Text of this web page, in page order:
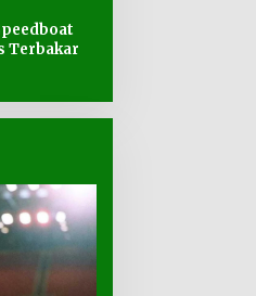
Terbakar